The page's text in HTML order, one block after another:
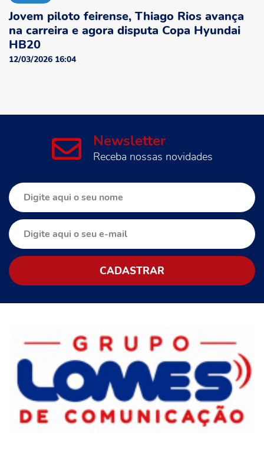
Jovem piloto feirense, Thiago Rios avança
na carreira e agora disputa Copa Hyundai
HB20
12/03/2026 16:04
Newsletter
Receba nossas novidades